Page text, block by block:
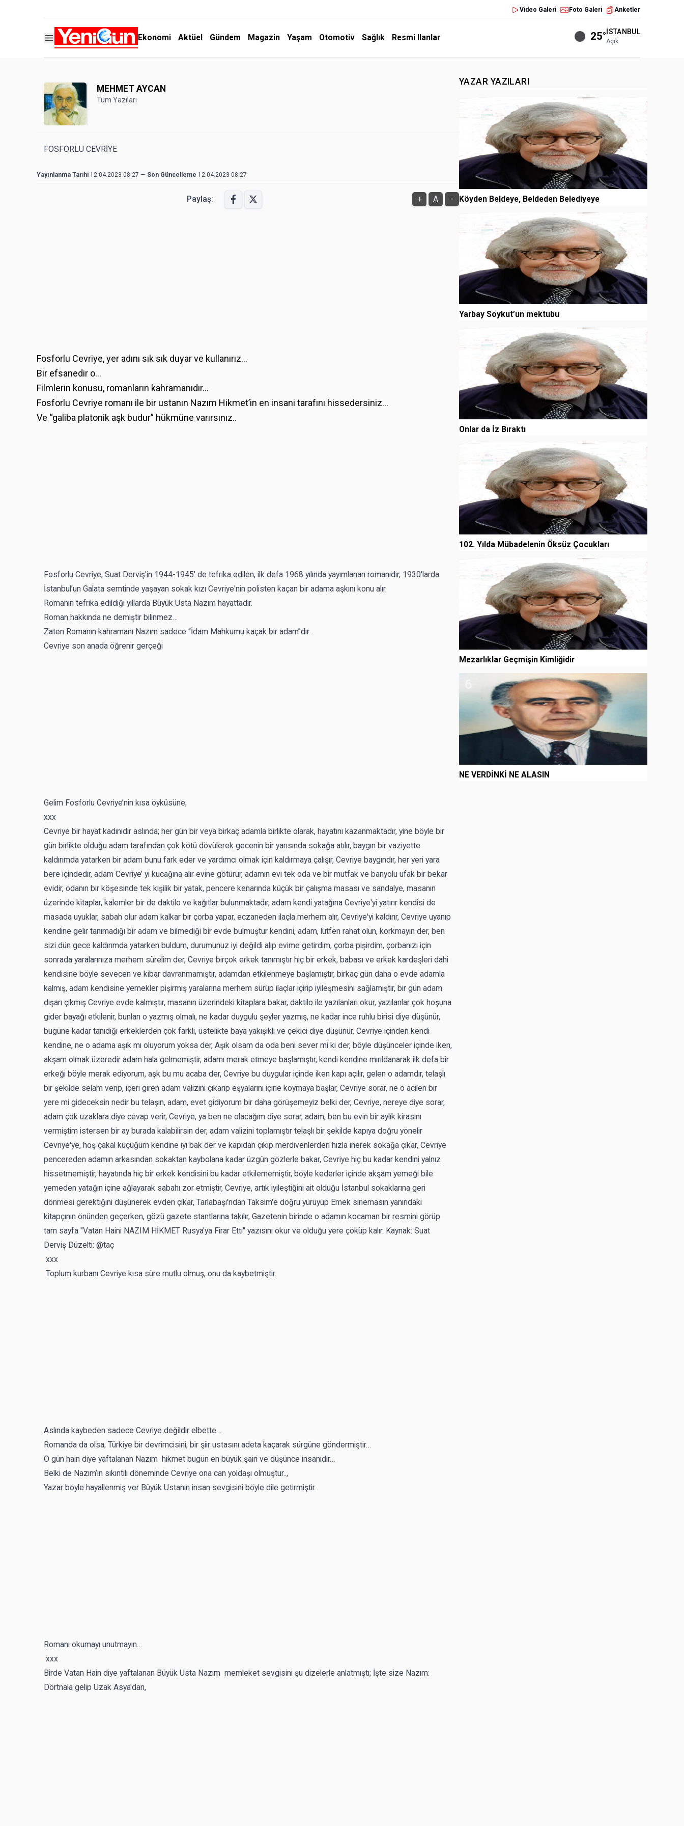
Video Galeri Foto Galeri Anketler
Ekonomi Aktüel Gündem Magazin Yaşam Otomotiv Sağlık Resmi Ilanlar 25°İSTANBUL
Açık
MEHMET AYCAN
Tüm Yazıları
FOSFORLU CEVRİYE
Yayınlanma Tarihi 12.04.2023 08:27 — Son Güncelleme 12.04.2023 08:27
Paylaş: + A -
Fosforlu Cevriye, yer adını sık sık duyar ve kullanırız…
Bir efsanedir o…
Filmlerin konusu, romanların kahramanıdır…
Fosforlu Cevriye romanı ile bir ustanın Nazım Hikmet’in en insani tarafını hissedersiniz…
Ve “galiba platonik aşk budur” hükmüne varırsınız..
Fosforlu Cevriye, Suat Derviş'in 1944-1945' de tefrika edilen, ilk defa 1968 yılında yayımlanan romanıdır, 1930'larda
İstanbul’un Galata semtinde yaşayan sokak kızı Cevriye'nin polisten kaçan bir adama aşkını konu alır.
Romanın tefrika edildiği yıllarda Büyük Usta Nazım hayattadır.
Roman hakkında ne demiştir bilinmez…
Zaten Romanın kahramanı Nazım sadece “İdam Mahkumu kaçak bir adam”dır..
Cevriye son anada öğrenir gerçeği
Gelim Fosforlu Cevriye’nin kısa öyküsüne;
xxx
Cevriye bir hayat kadınıdır aslında; her gün bir veya birkaç adamla birlikte olarak, hayatını kazanmaktadır, yine böyle bir
gün birlikte olduğu adam tarafından çok kötü dövülerek gecenin bir yarısında sokağa atılır, baygın bir vaziyette
kaldırımda yatarken bir adam bunu fark eder ve yardımcı olmak için kaldırmaya çalışır, Cevriye baygındır, her yeri yara
bere içindedir, adam Cevriye’ yi kucağına alır evine götürür, adamın evi tek oda ve bir mutfak ve banyolu ufak bir bekar
evidir, odanın bir köşesinde tek kişilik bir yatak, pencere kenarında küçük bir çalışma masası ve sandalye, masanın
üzerinde kitaplar, kalemler bir de daktilo ve kağıtlar bulunmaktadır, adam kendi yatağına Cevriye'yi yatırır kendisi de
masada uyuklar, sabah olur adam kalkar bir çorba yapar, eczaneden ilaçla merhem alır, Cevriye'yi kaldırır, Cevriye uyanıp
kendine gelir tanımadığı bir adam ve bilmediği bir evde bulmuştur kendini, adam, lütfen rahat olun, korkmayın der, ben
sizi dün gece kaldırımda yatarken buldum, durumunuz iyi değildi alıp evime getirdim, çorba pişirdim, çorbanızı için
sonrada yaralarınıza merhem sürelim der, Cevriye birçok erkek tanımıştır hiç bir erkek, babası ve erkek kardeşleri dahi
kendisine böyle sevecen ve kibar davranmamıştır, adamdan etkilenmeye başlamıştır, birkaç gün daha o evde adamla
kalmış, adam kendisine yemekler pişirmiş yaralarına merhem sürüp ilaçlar içirip iyileşmesini sağlamıştır, bir gün adam
dışarı çıkmış Cevriye evde kalmıştır, masanın üzerindeki kitaplara bakar, daktilo ile yazılanları okur, yazılanlar çok hoşuna
gider bayağı etkilenir, bunları o yazmış olmalı, ne kadar duygulu şeyler yazmış, ne kadar ince ruhlu birisi diye düşünür,
bugüne kadar tanıdığı erkeklerden çok farklı, üstelikte baya yakışıklı ve çekici diye düşünür, Cevriye içinden kendi
kendine, ne o adama aşık mı oluyorum yoksa der, Aşık olsam da oda beni sever mi ki der, böyle düşünceler içinde iken,
akşam olmak üzeredir adam hala gelmemiştir, adamı merak etmeye başlamıştır, kendi kendine mırıldanarak ilk defa bir
erkeği böyle merak ediyorum, aşk bu mu acaba der, Cevriye bu duygular içinde iken kapı açılır, gelen o adamdır, telaşlı
bir şekilde selam verip, içeri giren adam valizini çıkarıp eşyalarını içine koymaya başlar, Cevriye sorar, ne o acilen bir
yere mi gideceksin nedir bu telaşın, adam, evet gidiyorum bir daha görüşemeyiz belki der, Cevriye, nereye diye sorar,
adam çok uzaklara diye cevap verir, Cevriye, ya ben ne olacağım diye sorar, adam, ben bu evin bir aylık kirasını
vermiştim istersen bir ay burada kalabilirsin der, adam valizini toplamıştır telaşlı bir şekilde kapıya doğru yönelir
Cevriye'ye, hoş çakal küçüğüm kendine iyi bak der ve kapıdan çıkıp merdivenlerden hızla inerek sokağa çıkar, Cevriye
pencereden adamın arkasından sokaktan kaybolana kadar üzgün gözlerle bakar, Cevriye hiç bu kadar kendini yalnız
hissetmemiştir, hayatında hiç bir erkek kendisini bu kadar etkilememiştir, böyle kederler içinde akşam yemeği bile
yemeden yatağın içine ağlayarak sabahı zor etmiştir, Cevriye, artık iyileştiğini ait olduğu İstanbul sokaklarına geri
dönmesi gerektiğini düşünerek evden çıkar, Tarlabaşı'ndan Taksim'e doğru yürüyüp Emek sinemasın yanındaki
kitapçının önünden geçerken, gözü gazete stantlarına takılır, Gazetenin birinde o adamın kocaman bir resmini görüp
tam sayfa "Vatan Haini NAZIM HİKMET Rusya'ya Firar Etti" yazısını okur ve olduğu yere çöküp kalır. Kaynak: Suat
Derviş Düzelti: @taç
xxx
Toplum kurbanı Cevriye kısa süre mutlu olmuş, onu da kaybetmiştir.
Aslında kaybeden sadece Cevriye değildir elbette…
Romanda da olsa; Türkiye bir devrimcisini, bir şiir ustasını adeta kaçarak sürgüne göndermiştir…
O gün hain diye yaftalanan Nazım hikmet bugün en büyük şairi ve düşünce insanıdır…
Belki de Nazım’ın sıkıntılı döneminde Cevriye ona can yoldaşı olmuştur..,
Yazar böyle hayallenmiş ver Büyük Ustanın insan sevgisini böyle dile getirmiştir.
Romanı okumayı unutmayın…
xxx
Birde Vatan Hain diye yaftalanan Büyük Usta Nazım memleket sevgisini şu dizelerle anlatmıştı; İşte size Nazım:
Dörtnala gelip Uzak Asya'dan,
YAZAR YAZILARI
Köyden Beldeye, Beldeden Belediyeye
Yarbay Soykut’un mektubu
Onlar da İz Bıraktı
102. Yılda Mübadelenin Öksüz Çocukları
Mezarlıklar Geçmişin Kimliğidir
NE VERDİNKİ NE ALASIN